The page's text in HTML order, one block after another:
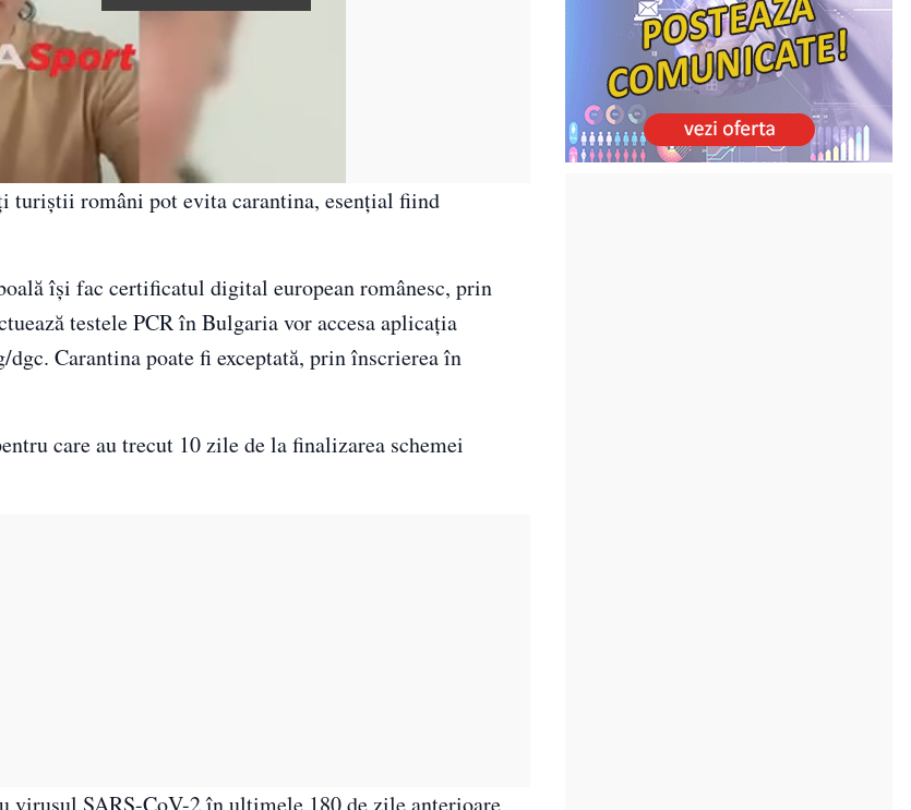
turiștii români pot evita carantina, esențial fiind
își fac certificatul digital european românesc, prin
testele PCR în Bulgaria vor accesa aplicația
Carantina poate fi exceptată, prin înscrierea în
care au trecut 10 zile de la finalizarea schemei
virusul SARS-CoV-2 în ultimele 180 de zile anterioare